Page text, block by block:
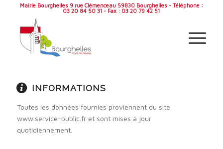
Mairie Bourghelles 9 rue Clémenceau 59830 Bourghelles - Téléphone :
03 20 84 50 31 - Fax : 03 20 79 42 51
INFORMATIONS
Toutes les données fournies proviennent du site
www.service-public.fr et sont mises à jour
quotidiennement.